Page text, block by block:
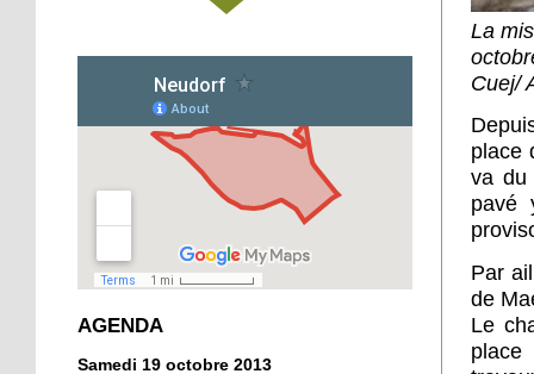
clichés
14 octobre 2013
Tapis rouge sous ciel gris
14 octobre 2013
Football : l'AS Neudorf
crée la surprise en Coupe
AGENDA
Samedi 19 octobre 2013
La
Cuej/
place
va du
pavé
Par
de
Le